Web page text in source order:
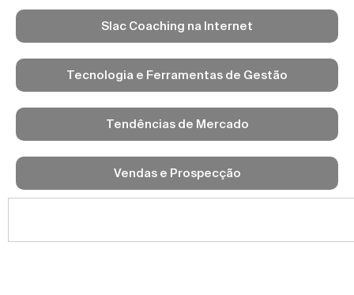
Slac Coaching na Internet
Tecnologia e Ferramentas de Gestão
Tendências de Mercado
Vendas e Prospecção